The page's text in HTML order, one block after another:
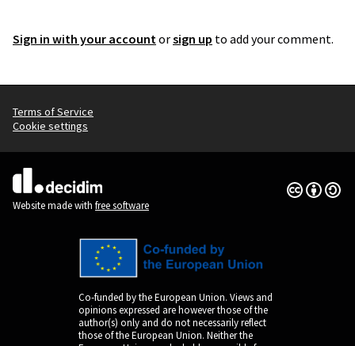
Sign in with your account orsign up to add your comment.
Terms of Service
Cookie settings
(External link)
Website made with free software
Creative
(External
Co-funded by the European Union. Views and
opinions expressed are however those of the
author(s) only and do not necessarily reflect
those of the European Union. Neither the